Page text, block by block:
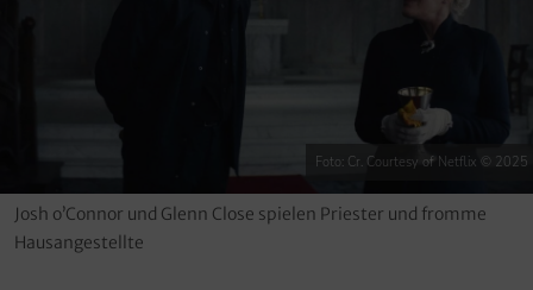
Foto: Cr. Courtesy of Netflix © 2025
Josh o’Connor und Glenn Close spielen Priester und fromme
Hausangestellte